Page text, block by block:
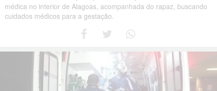
médica no interior de Alagoas, acompanhada do rapaz, buscando
cuidados médicos para a gestação.